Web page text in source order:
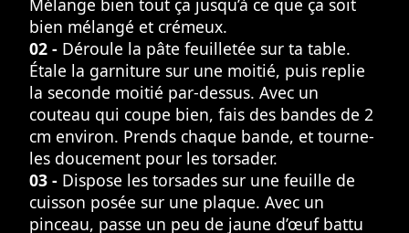
Mélange bien tout ça jusqu’à ce que ça soit
bien mélangé et crémeux.
02 - Déroule la pâte feuilletée sur ta table.
Étale la garniture sur une moitié, puis replie
la seconde moitié par-dessus. Avec un
couteau qui coupe bien, fais des bandes de 2
cm environ. Prends chaque bande, et tourne-
les doucement pour les torsader.
03 - Dispose les torsades sur une feuille de
cuisson posée sur une plaque. Avec un
pinceau, passe un peu de jaune d’œuf battu